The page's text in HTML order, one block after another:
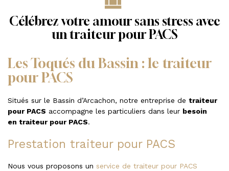
Célébrez votre amour sans stress avec
un traiteur pour PACS
Les Toqués du Bassin : le traiteur
pour PACS
Situés sur le Bassin d’Arcachon, notre entreprise de traiteur
pour PACS accompagne les particuliers dans leur besoin
en traiteur pour PACS.
Prestation traiteur pour PACS
Nous vous proposons un service de traiteur pour PACS